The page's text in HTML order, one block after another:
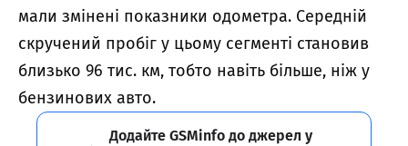
мали змінені показники одометра. Середній
скручений пробіг у цьому сегменті становив
близько 96 тис. км, тобто навіть більше, ніж у
бензинових авто.
Додайте GSMinfo до джерел у